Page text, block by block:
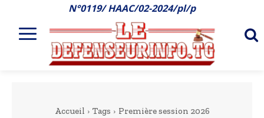
N°0119/ HAAC/02-2024/pl/p
Accueil Tags Première session 2026